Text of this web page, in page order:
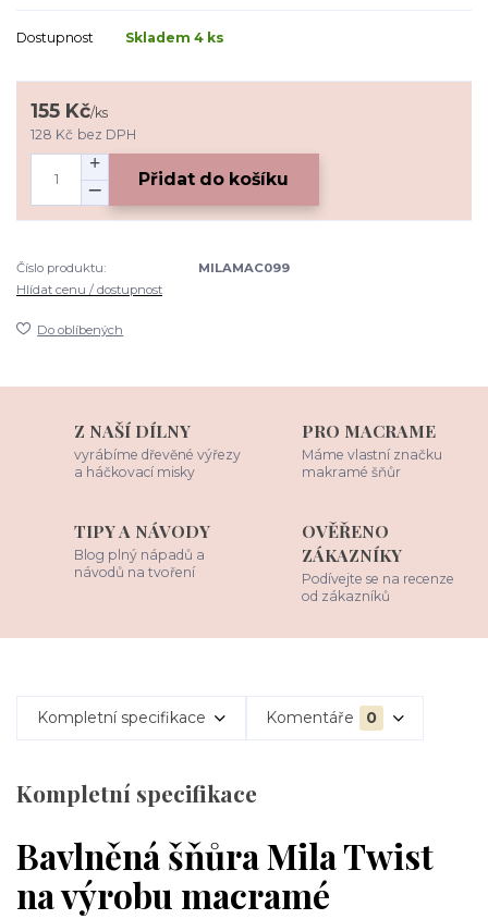
Dostupnost Skladem 4 ks
155 Kč/ks
128 Kč bez DPH
Přidat do košíku
Číslo produktu:
MILAMAC099
Hlídat cenu / dostupnost
Do oblíbených
Z NAŠÍ DÍLNY
vyrábíme dřevěné výřezy
a háčkovací misky
PRO MACRAME
Máme vlastní značku
makramé šňůr
TIPY A NÁVODY
Blog plný nápadů a
návodů na tvoření
OVĚŘENO
ZÁKAZNÍKY
Podívejte se na recenze
od zákazníků
Kompletní specifikace Komentáře 0
Kompletní specifikace
Bavlněná šňůra Mila Twist
na výrobu macramé